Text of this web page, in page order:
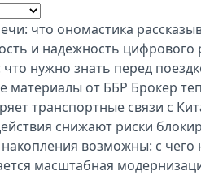
что ономастика
и надежность цифрового
нужно знать перед
материалы от ББР Брокер
транспортные связи с
снижают риски
возможны: с чего
масштабная